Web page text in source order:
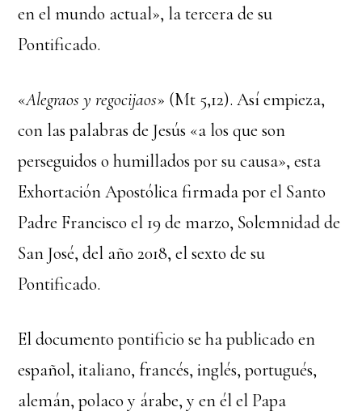
en el mundo actual», la tercera de su
Pontificado.
«Alegraos y regocijaos» (Mt 5,12). Así empieza,
con las palabras de Jesús «a los que son
perseguidos o humillados por su causa», esta
Exhortación Apostólica firmada por el Santo
Padre Francisco el 19 de marzo, Solemnidad de
San José, del año 2018, el sexto de su
Pontificado.
El documento pontificio se ha publicado en
español, italiano, francés, inglés, portugués,
alemán, polaco y árabe, y en él el Papa